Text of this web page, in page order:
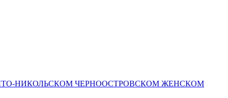
НИКОЛЬСКОМ ЧЕРНООСТРОВСКОМ ЖЕНСКОМ